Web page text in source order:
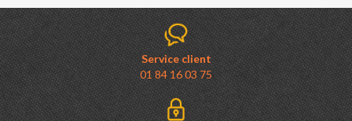
Service client
01 84 16 03 75